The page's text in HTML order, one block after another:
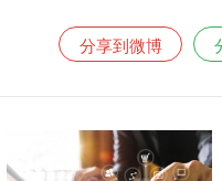
分享到微博